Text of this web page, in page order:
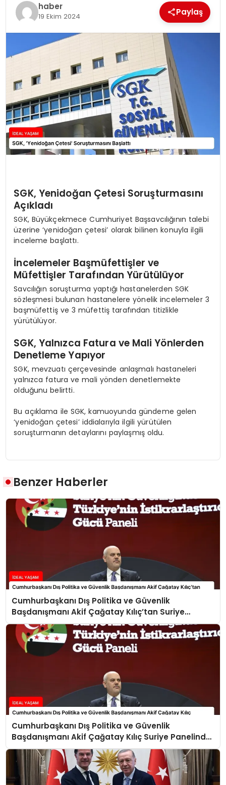
haber
19 Ekim 2024 Paylaş
SGK, Yenidoğan Çetesi Soruşturmasını
Açıkladı
SGK, Büyükçekmece Cumhuriyet Başsavcılığının talebi
üzerine ‘yenidoğan çetesi’ olarak bilinen konuyla ilgili
inceleme başlattı.
İncelemeler Başmüfettişler ve
Müfettişler Tarafından Yürütülüyor
Savcılığın soruşturma yaptığı hastanelerden SGK
sözleşmesi bulunan hastanelere yönelik incelemeler 3
başmüfettiş ve 3 müfettiş tarafından titizlikle
yürütülüyor.
SGK, Yalnızca Fatura ve Mali Yönlerden
Denetleme Yapıyor
SGK, mevzuatı çerçevesinde anlaşmalı hastaneleri
yalnızca fatura ve mali yönden denetlemekte
olduğunu belirtti.
Bu açıklama ile SGK, kamuoyunda gündeme gelen
‘yenidoğan çetesi’ iddialarıyla ilgili yürütülen
soruşturmanın detaylarını paylaşmış oldu.
Benzer Haberler
Cumhurbaşkanı Dış Politika ve Güvenlik
Başdanışmanı Akif Çağatay Kılıç’tan Suriye
Panelinde Önemli Açıklamalar
Cumhurbaşkanı Dış Politika ve Güvenlik
Başdanışmanı Akif Çağatay Kılıç Suriye Panelinde
Konuştu